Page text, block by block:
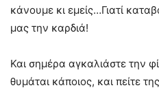
κάνουμε κι εμείς…Γιατί
μας την καρδιά!
Και σημέρα αγκαλιάστε την
θυμάται κάποιος, και πείτε